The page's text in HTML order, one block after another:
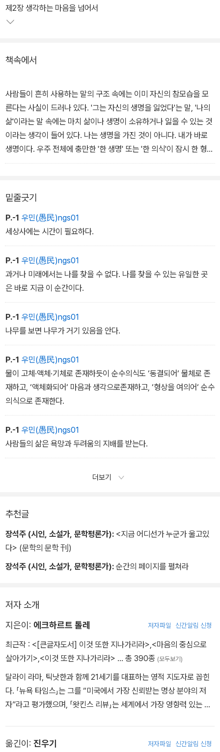
제2장 생각하는 마음을 넘어서
책속에서
사람들이 흔히 사용하는 말의 구조 속에는 이미 자신의 참모습을 모
른다는 사실이 드러나 있다. '그는 자신의 생명을 잃었다'는 말, '나의
삶'이라는 말 속에는 마치 삶이나 생명이 소유하거나 잃을 수 있는 것
이라는 생각이 들어 있다. 나는 생명을 가진 것이 아니다. 내가 바로
생명이다. 우주 전체에 충만한 '한 생명' 또는 '한 의식'이 잠시 한 형태
를 취하여 돌멩이로, 풀잎으로, 동물로, 인간으로, 별로, 은하계로 체
은 이미 그것임을 느낄 수 있는가?
밑줄긋기
P.-1 우민(愚民)ngs01
세상사에는 시간이 필요하다.
P.-1 우민(愚民)ngs01
과거나 미래에서는 나를 찾을 수 없다. 나를 찾을 수 있는 유일한 곳
은 바로 지금 이 순간이다.
P.-1 우민(愚民)ngs01
나무를 보면 나무가 거기 있음을 안다.
P.-1 우민(愚民)ngs01
물이 고체·액체·기체로 존재하듯이 순수의식도 ‘동결되어‘ 물체로 존
재하고, ‘액체화되어‘ 마음과 생각으로존재하고, ‘형상을 여의어‘ 순수
의식으로 존재한다.
P.-1 우민(愚民)ngs01
사람들의 삶은 욕망과 두려움의 지배를 받는다.
더보기
추천글
장석주 (시인, 소설가, 문학평론가): <지금 어디선가 누군가 울고있
다> (문학의 문학 刊)
장석주 (시인, 소설가, 문학평론가): 순간의 페이지를 펼쳐라
저자 소개
지은이: 에크하르트 톨레 저자파일 신간알림 신청
최근작 : <[큰글자도서] 이것 또한 지나가리라>,<마음의 중심으로
살아가기>,<이것 또한 지나가리라> … 총 390종 (모두보기)
달라이 라마, 틱낫한과 함께 21세기를 대표하는 영적 지도자로 꼽힌
다. 「뉴욕 타임스」는 그를 “미국에서 가장 신뢰받는 명상 분야의 저
자”라고 평가했으며, 「왓킨스 리뷰」는 세계에서 가장 영향력 있는 영
까지 깊은 우울과 고통을 겪었지만, 어느 날 내적 각성을 경험하며 삶
옮긴이: 진우기 저자파일 신간알림 신청